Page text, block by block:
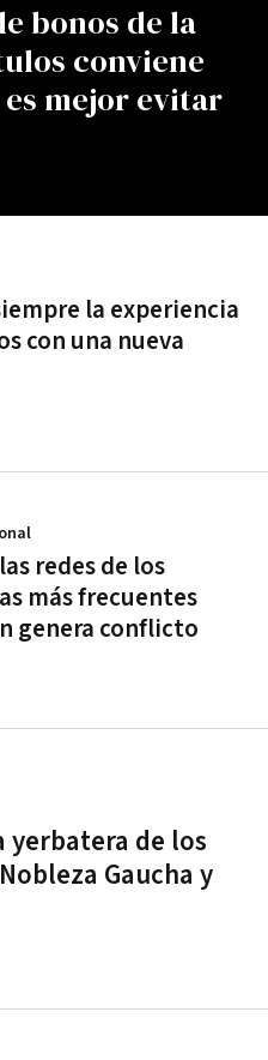
bonos de la
conviene
mejor evitar
la experiencia
con una nueva
redes de los
más frecuentes
genera conflicto
yerbatera de los
Gaucha y